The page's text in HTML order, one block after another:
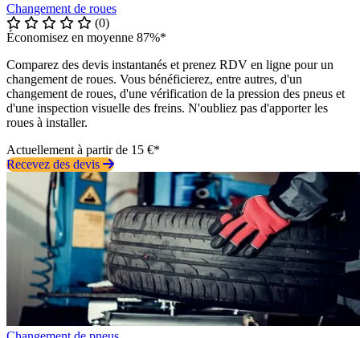
Changement de roues
(0)
Économisez en moyenne 87%*
Comparez des devis instantanés et prenez RDV en ligne pour un
changement de roues. Vous bénéficierez, entre autres, d'un
changement de roues, d'une vérification de la pression des pneus et
d'une inspection visuelle des freins. N'oubliez pas d'apporter les
roues à installer.
Actuellement à partir de 15 €*
Recevez des devis